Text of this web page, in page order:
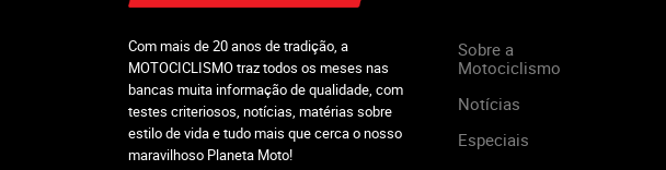
Com mais de 20 anos de tradição, a
MOTOCICLISMO traz todos os meses nas
bancas muita informação de qualidade, com
testes criteriosos, notícias, matérias sobre
estilo de vida e tudo mais que cerca o nosso
maravilhoso Planeta Moto!
Sobre a
Motociclismo
Notícias
Especiais